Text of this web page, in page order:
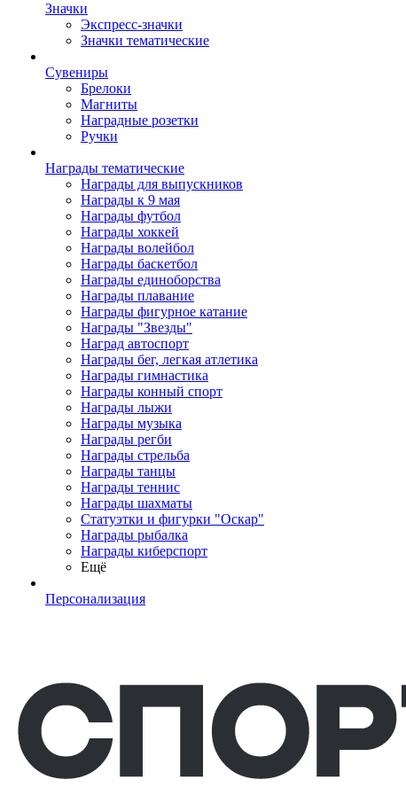
Значки
Экспресс-значки
Значки тематические
Сувениры
Брелоки
Магниты
Наградные розетки
Ручки
Награды тематические
Награды для выпускников
Награды к 9 мая
Награды футбол
Награды хоккей
Награды волейбол
Награды баскетбол
Награды единоборства
Награды плавание
Награды фигурное катание
Награды "Звезды"
Наград автоспорт
Награды бег, легкая атлетика
Награды гимнастика
Награды конный спорт
Награды лыжи
Награды музыка
Награды регби
Награды стрельба
Награды танцы
Награды теннис
Награды шахматы
Статуэтки и фигурки "Оскар"
Награды рыбалка
Награды киберспорт
Ещё
Персонализация